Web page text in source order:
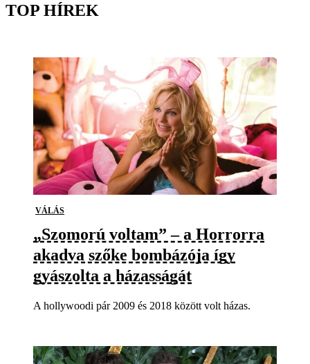
TOP HÍREK
VÁLÁS
„Szomorú voltam” – a Horrorra
akadva szőke bombázója így
gyászolta a házasságát
A hollywoodi pár 2009 és 2018 között volt házas.